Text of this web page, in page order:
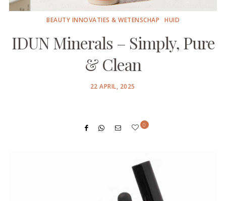
BEAUTY INNOVATIES & WETENSCHAP HUID
IDUN Minerals – Simply, Pure
& Clean
POSTED
22 APRIL, 2025
0